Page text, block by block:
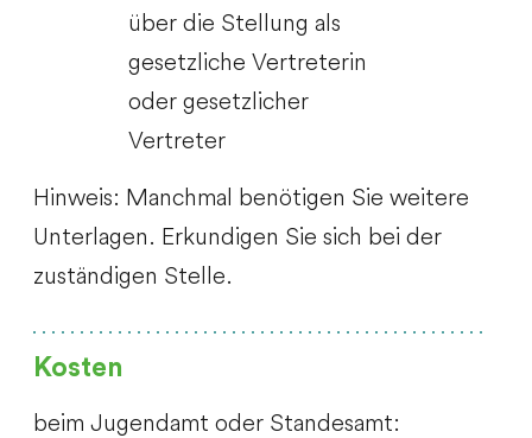
über die Stellung als
gesetzliche Vertreterin
oder gesetzlicher
Vertreter
Hinweis: Manchmal benötigen Sie weitere
Unterlagen. Erkundigen Sie sich bei der
zuständigen Stelle.
Kosten
beim Jugendamt oder Standesamt: